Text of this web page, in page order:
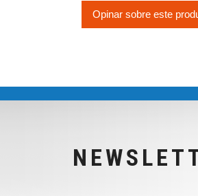
Opinar sobre este